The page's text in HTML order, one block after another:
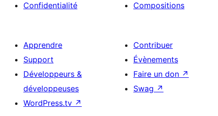
Confidentialité
Compositions
Apprendre
Support
Développeurs &
développeuses
WordPress.tv ↗
Contribuer
Évènements
Faire un don ↗
Swag ↗